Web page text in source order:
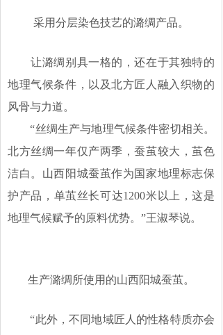
采用分层染色技艺的潞绸产品。
让潞绸别具一格的，还在于其独特的
地理气候条件，以及北方匠人融入织物的
风骨与力道。
“丝绸生产与地理气候条件密切相关。
北方丝绸一年仅产两季，蚕茧较大，茧色
洁白。山西阳城蚕茧作为国家地理标志保
护产品，单茧丝长可达1200米以上，这是
地理气候赋予的原料优势。”王淑琴说。
生产潞绸所使用的山西阳城蚕茧。
“此外，不同地域匠人的性格特质亦会